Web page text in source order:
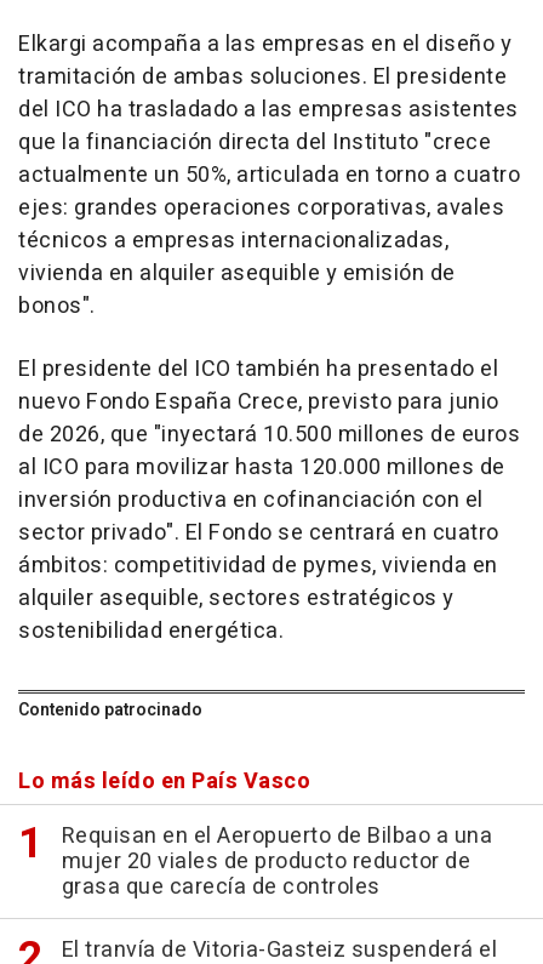
Elkargi acompaña a las empresas en el diseño y
tramitación de ambas soluciones. El presidente
del ICO ha trasladado a las empresas asistentes
que la financiación directa del Instituto "crece
actualmente un 50%, articulada en torno a cuatro
ejes: grandes operaciones corporativas, avales
técnicos a empresas internacionalizadas,
vivienda en alquiler asequible y emisión de
bonos".
El presidente del ICO también ha presentado el
nuevo Fondo España Crece, previsto para junio
de 2026, que "inyectará 10.500 millones de euros
al ICO para movilizar hasta 120.000 millones de
inversión productiva en cofinanciación con el
sector privado". El Fondo se centrará en cuatro
ámbitos: competitividad de pymes, vivienda en
alquiler asequible, sectores estratégicos y
sostenibilidad energética.
Contenido patrocinado
Lo más leído en País Vasco
Requisan en el Aeropuerto de Bilbao a una
mujer 20 viales de producto reductor de
grasa que carecía de controles
El tranvía de Vitoria-Gasteiz suspenderá el